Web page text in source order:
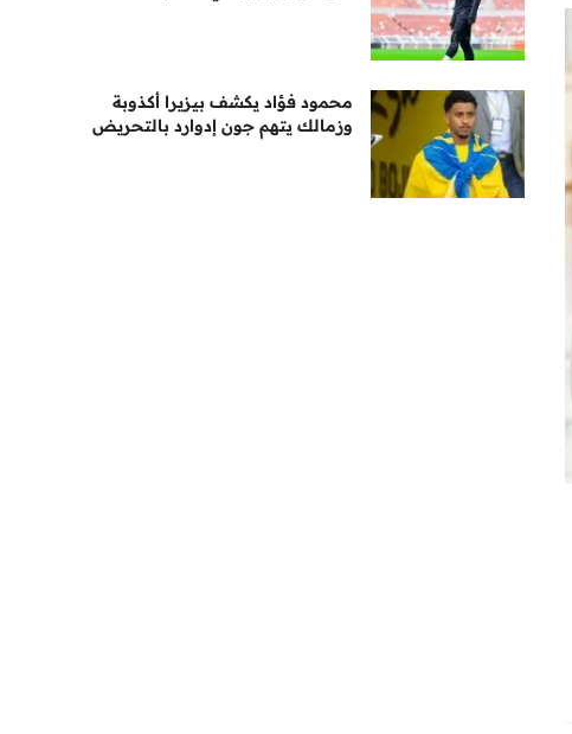
محمود فؤاد يكشف بيزيرا أكذوبة
وزمالك يتهم جون إدوارد بالتحريض